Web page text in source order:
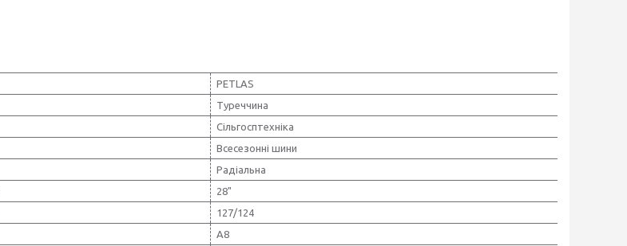
PETLAS
Туреччина
Сільгосптехніка
Всесезонні шини
Радіальна
28"
127/124
A8